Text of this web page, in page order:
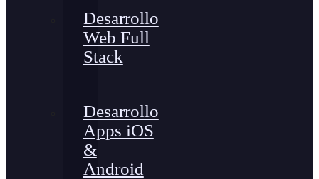
Desarrollo
Web Full
Stack
Desarrollo
Apps iOS
&
Android